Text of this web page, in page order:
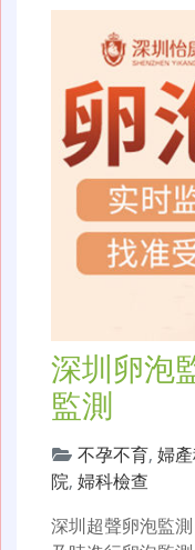
深圳卵泡
監測
不孕不育, 婦
院, 婦科檢查
深圳超聲卵泡監